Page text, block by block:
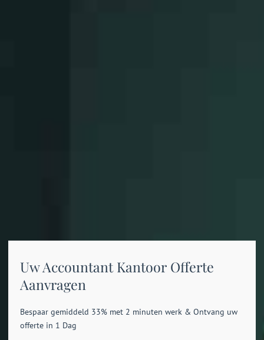
Uw Accountant Kantoor Offerte
Aanvragen
Bespaar gemiddeld 33% met 2 minuten werk & Ontvang uw
offerte in 1 Dag